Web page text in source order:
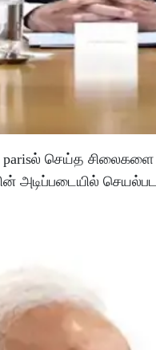
parisல் செய்த
அடிப்படையில்